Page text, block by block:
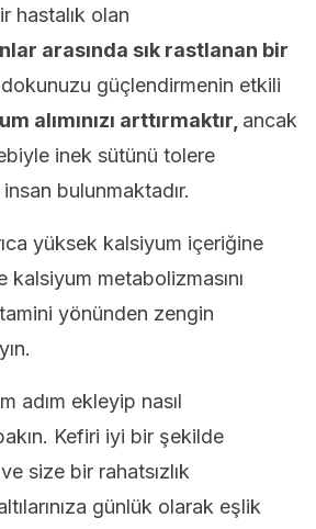
hastalık olan
arasında sık rastlanan bir
güçlendirmenin etkili
alımınızı arttırmaktır, ancak
inek sütünü tolere
bulunmaktadır.
yüksek kalsiyum içeriğine
metabolizmasını
yönünden zengin
adım ekleyip nasıl
Kefiri iyi bir şekilde
size bir rahatsızlık
günlük olarak eşlik